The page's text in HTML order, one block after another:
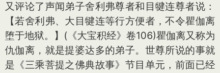
又评论了声闻弟子舍利弗尊者和目犍连尊者说：
【若舍利弗、大目犍连等行方便者，不令瞿伽离
堕于地狱。】(《大宝积经》卷106)瞿伽离又称为
仇伽离，就是提婆达多的弟子。世尊所说的事就
是《三乘菩提之佛典故事》节目单元，前面已经